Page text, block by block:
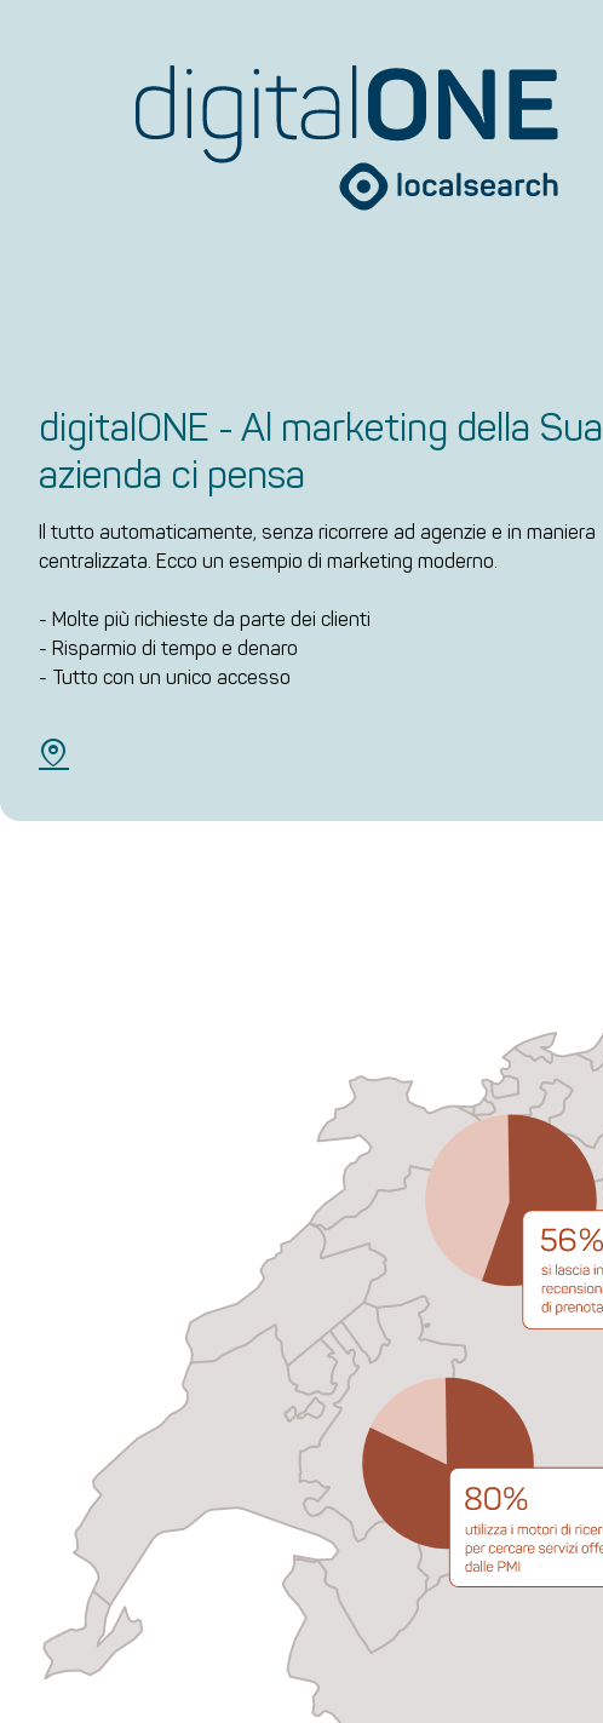
digitalONE - Al marketing della Sua
azienda ci pensa
Il tutto automaticamente, senza ricorrere ad agenzie e in maniera
centralizzata. Ecco un esempio di marketing moderno.
- Molte più richieste da parte dei clienti
- Risparmio di tempo e denaro
- Tutto con un unico accesso